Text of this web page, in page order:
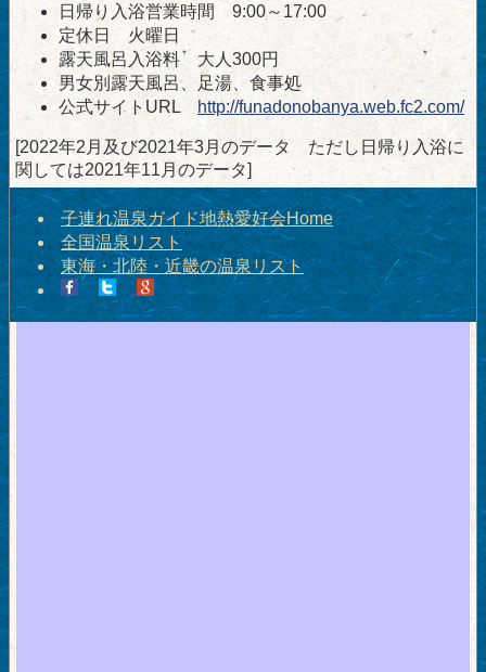
日帰り入浴営業時間 9:00～17:00
定休日 火曜日
露天風呂入浴料 大人300円
男女別露天風呂、足湯、食事処
公式サイトURL
http://funadonobanya.web.fc2.com/
[2022年2月及び2021年3月のデータ ただし日帰り入浴に
関しては2021年11月のデータ]
子連れ温泉ガイド地熱愛好会Home
全国温泉リスト
東海・北陸・近畿の温泉リスト